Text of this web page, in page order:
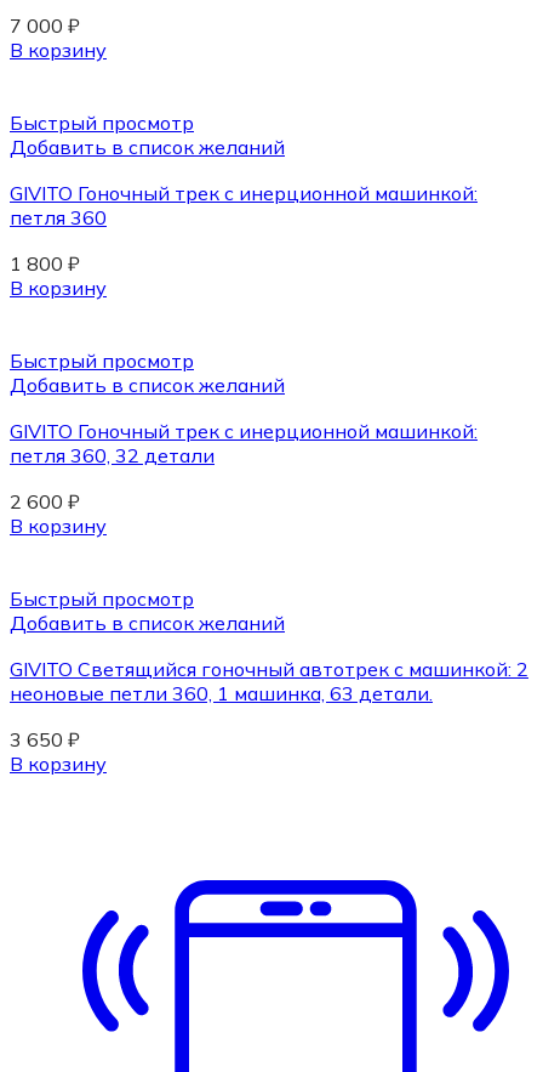
7 000 ₽
В корзину
Быстрый просмотр
Добавить в список желаний
GIVITO Гоночный трек с инерционной машинкой:
петля 360
1 800 ₽
В корзину
Быстрый просмотр
Добавить в список желаний
GIVITO Гоночный трек с инерционной машинкой:
петля 360, 32 детали
2 600 ₽
В корзину
Быстрый просмотр
Добавить в список желаний
GIVITO Светящийся гоночный автотрек с машинкой: 2
неоновые петли 360, 1 машинка, 63 детали.
3 650 ₽
В корзину